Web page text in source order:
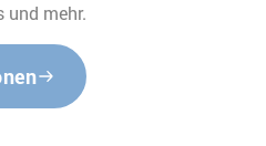
und mehr.